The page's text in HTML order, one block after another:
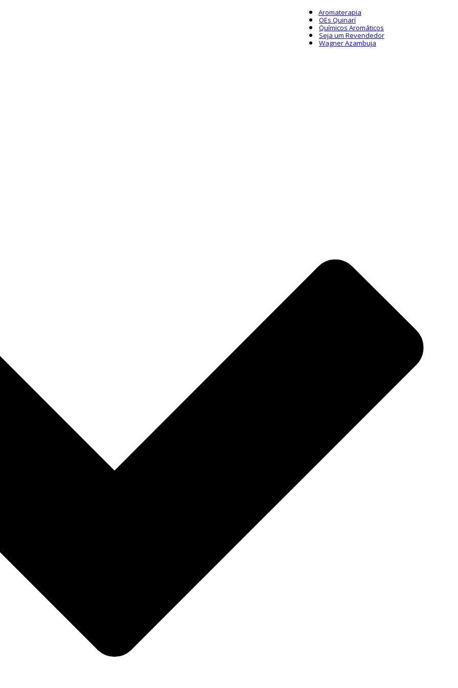
Aromaterapia
OEs Quinarí
Químicos Aromáticos
Seja um Revendedor
Wagner Azambuja